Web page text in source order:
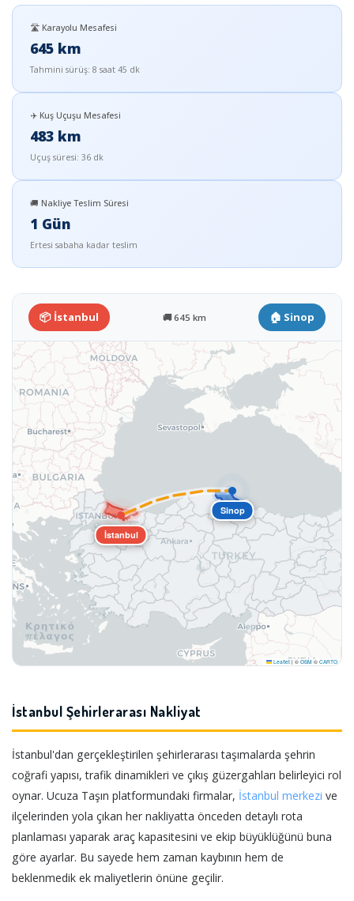
🛣️ Karayolu Mesafesi
645 km
Tahmini sürüş: 8 saat 45 dk
✈️ Kuş Uçuşu Mesafesi
483 km
Uçuş süresi: 36 dk
🚚 Nakliye Teslim Süresi
1 Gün
Ertesi sabaha kadar teslim
📦 İstanbul 🚚 645 km 🏠 Sinop
İstanbul
Sinop
Leaflet | © OSM © CARTO
İstanbul Şehirlerarası Nakliyat
İstanbul'dan gerçekleştirilen şehirlerarası taşımalarda şehrin
coğrafi yapısı, trafik dinamikleri ve çıkış güzergahları belirleyici rol
oynar. Ucuza Taşın platformundaki firmalar, İstanbul merkezi ve
ilçelerinden yola çıkan her nakliyatta önceden detaylı rota
planlaması yaparak araç kapasitesini ve ekip büyüklüğünü buna
göre ayarlar. Bu sayede hem zaman kaybının hem de
beklenmedik ek maliyetlerin önüne geçilir.